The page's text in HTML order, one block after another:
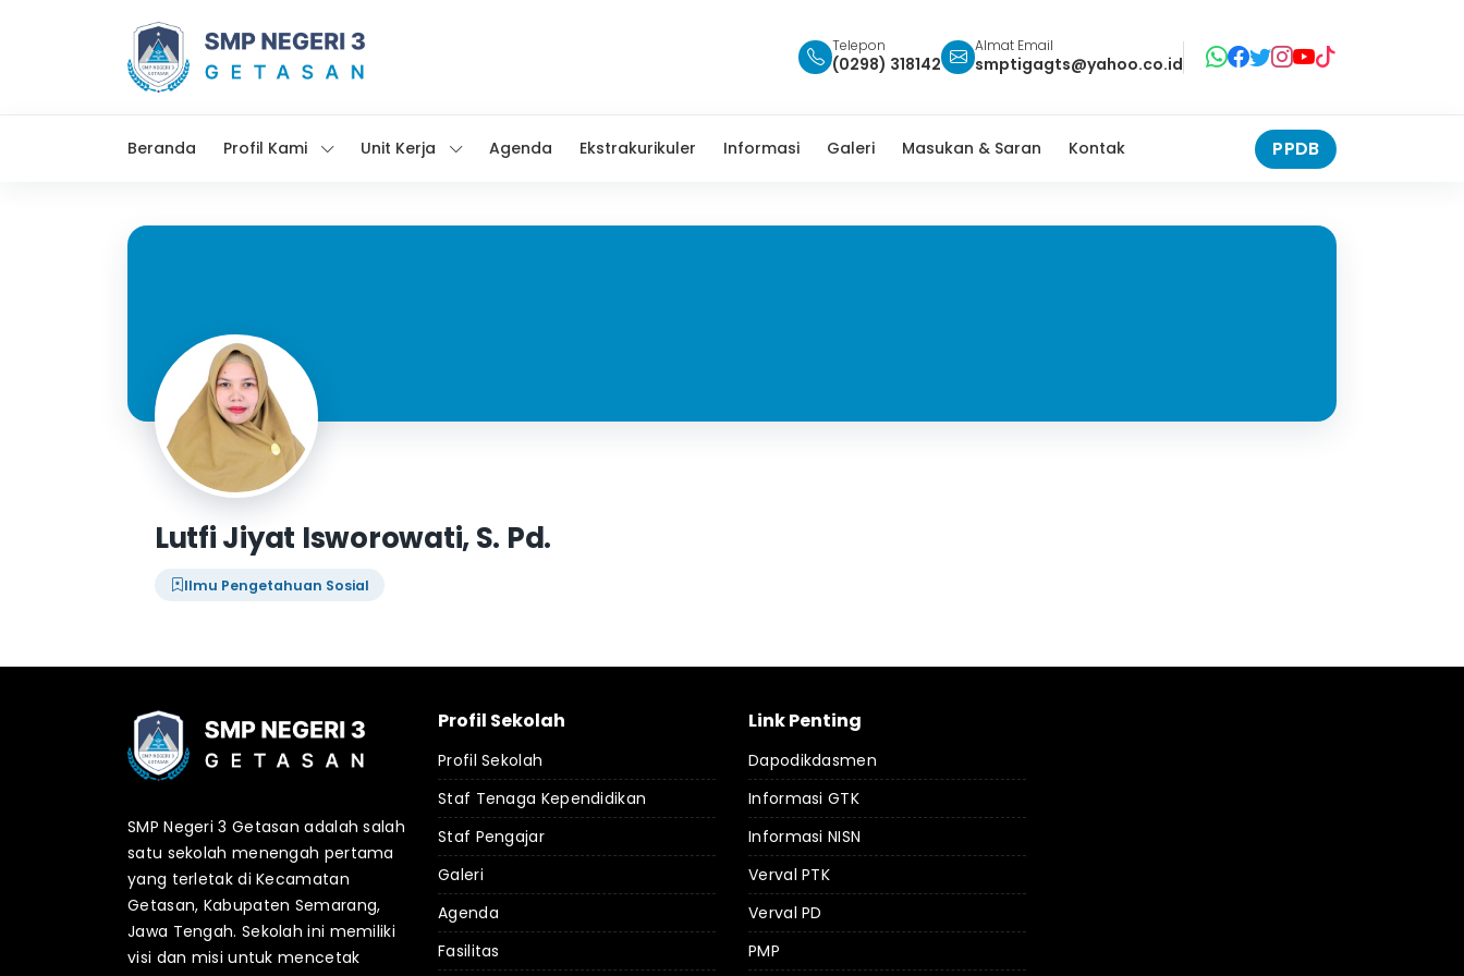
Telepon
(0298) 318142
Almat Email
smptigagts@yahoo.co.id
Beranda Profil Kami Unit Kerja Agenda Ekstrakurikuler Informasi Galeri Masukan & Saran Kontak PPDB
Lutfi Jiyat Isworowati, S. Pd.
Ilmu Pengetahuan Sosial
SMP Negeri 3 Getasan adalah salah
satu sekolah menengah pertama
yang terletak di Kecamatan
Getasan, Kabupaten Semarang,
Jawa Tengah. Sekolah ini memiliki
visi dan misi untuk mencetak
Profil Sekolah
Profil Sekolah
Staf Tenaga Kependidikan
Staf Pengajar
Galeri
Agenda
Fasilitas
Link Penting
Dapodikdasmen
Informasi GTK
Informasi NISN
Verval PTK
Verval PD
PMP